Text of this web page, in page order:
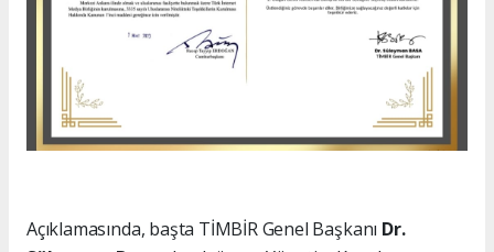
Açıklamasında, başta TİMBİR Genel Başkanı Dr.